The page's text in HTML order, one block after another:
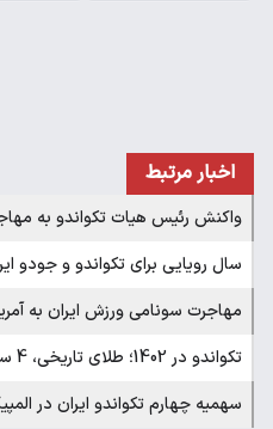
اخبار مرتبط
واکنش رئیس هیات تکواندو به
سال رویایی برای تکواندو و جودو
مهاجرت سونامی ورزش ایران به
تکواندو در 1402؛ طلای تاریخی، 4 سهمیه المپیک و دوپینگ!
سهمیه چهارم تکواندو ایران در